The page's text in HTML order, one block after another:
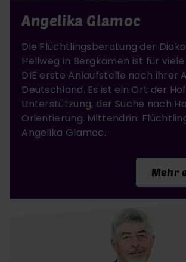
Angelika Glamoc
Die Flüchtlingsberatung der
Hellweg in Bergkamen ist für
DIE erste Anlaufstelle nach ihrer
Deutschland. Es ist ein Ort der
Unterstützung, der Suche nach
Orientierung. Mittendrin:
Angelika Glamoc.
Mehr